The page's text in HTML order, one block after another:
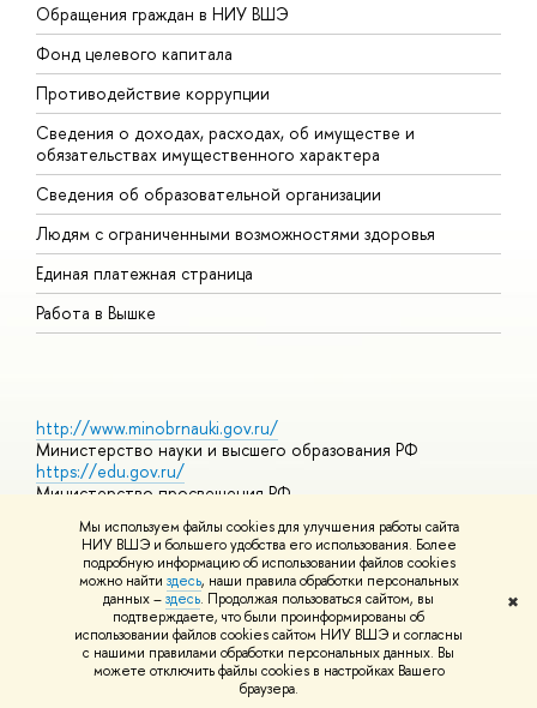
Мы используем файлы cookies для улучшения работы сайта
НИУ ВШЭ и большего удобства его использования. Более
подробную информацию об использовании файлов cookies
можно найти здесь, наши правила обработки персональных
данных –здесь. Продолжая пользоваться сайтом, вы
подтверждаете, что были проинформированы об
использовании файлов cookies сайтом НИУ ВШЭ и согласны
с нашими правилами обработки персональных данных. Вы
можете отключить файлы cookies в настройках Вашего
браузера.
✖
Обращения граждан в НИУ ВШЭ
Фонд целевого капитала
Противодействие коррупции
Сведения о доходах, расходах, об имуществе и
обязательствах имущественного характера
Сведения об образовательной организации
Людям с ограниченными возможностями здоровья
Единая платежная страница
Работа в Вышке
http://www.minobrnauki.gov.ru/
Министерство науки и высшего образования РФ
https://edu.gov.ru/
Министерство просвещения РФ
https://elearning.hse.ru/mooc
Массовые открытые онлайн-курсы
© НИУ ВШЭ 1993–2026 Адреса и контактыУсловия
использования материалов Политика конфиденциальности
Шрифты HSE Sans и HSE Slab разработаны вШколе дизайна НИУ